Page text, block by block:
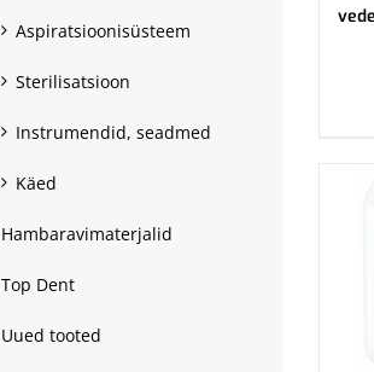
Aspiratsioonisüsteem
Sterilisatsioon
Instrumendid, seadmed
Käed
Hambaravimaterjalid
Top Dent
Uued tooted